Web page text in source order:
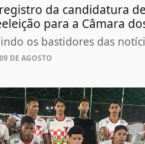
da candidatura
para a Câmara
os bastidores das
DE AGOSTO